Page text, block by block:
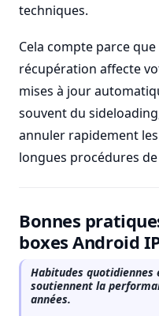
techniques.
Cela compte parce
récupération affecte
mises à jour
souvent du
annuler rapidement
longues procédures
Bonnes
boxes Android
Habitudes quotidiennes
soutiennent la
années.